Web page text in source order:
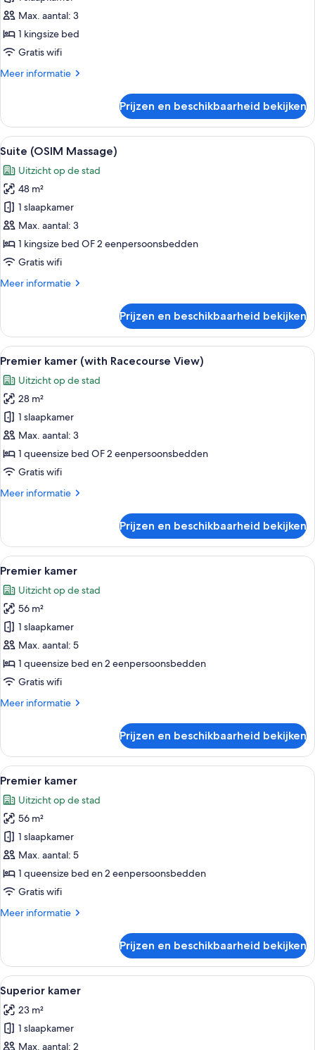
Max. aantal: 3
1 kingsize bed
Gratis wifi
Meer informatie
Meer
Prijzen en beschikbaarheid bekijken
Alle
foto's
voor
Suite
(OSIM
Massage)
laden
Een massagestoel, een klein tafeltje
11
Suite (OSIM Massage)
Uitzicht op de stad
48 m²
1 slaapkamer
Max. aantal: 3
1 kingsize bed OF 2 eenpersoonsbedden
Gratis wifi
Meer informatie
Meer
(OSIM
Massage)
Prijzen en beschikbaarheid bekijken
Alle
foto's
voor
Premier
kamer
(with
Racecourse
View)
Een hotelkamer met een groot bed,
13
Premier kamer (with Racecourse View)
Uitzicht op de stad
28 m²
1 slaapkamer
Max. aantal: 3
1 queensize bed OF 2 eenpersoonsbedden
Gratis wifi
Meer informatie
Meer
kamer
(with
Racecourse
Prijzen en beschikbaarheid bekijken
Alle
foto's
voor
Premier
kamer
laden
Een hotelkamer met een groot bed,
9
Premier kamer
Uitzicht op de stad
56 m²
1 slaapkamer
Max. aantal: 5
1 queensize bed en 2 eenpersoonsbedden
Gratis wifi
Meer informatie
Meer
kamer
Prijzen en beschikbaarheid bekijken
Alle
foto's
voor
Premier
kamer
laden
Een hotelkamer met een groot bed,
10
Premier kamer
Uitzicht op de stad
56 m²
1 slaapkamer
Max. aantal: 5
1 queensize bed en 2 eenpersoonsbedden
Gratis wifi
Meer informatie
Meer
kamer
Prijzen en beschikbaarheid bekijken
Alle
foto's
voor
Superior
Een hotelkamer met twee bedden,
6
Superior kamer
23 m²
1 slaapkamer
Max. aantal: 2